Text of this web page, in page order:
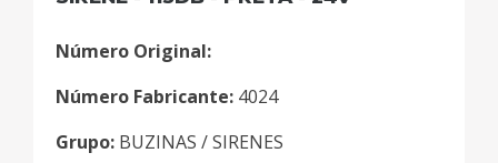
Número Original:
Número Fabricante: 4024
Grupo: BUZINAS / SIRENES